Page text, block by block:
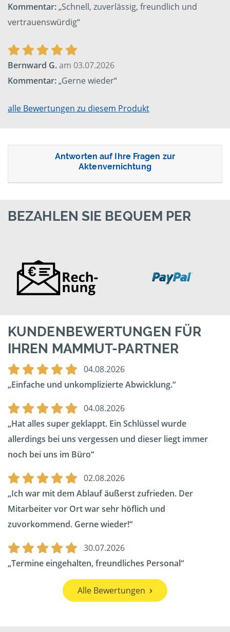
Kommentar:„Schnell, zuverlässig, freundlich und
vertrauenswürdig“
Bernward G.am 03.07.2026
Kommentar:„Gerne wieder“
alle Bewertungen zu diesem Produkt
Antworten auf Ihre Fragen zur
Aktenvernichtung
BEZAHLEN SIE BEQUEM PER
KUNDENBEWERTUNGEN FÜR
IHREN MAMMUT-PARTNER
04.08.2026
Einfache und unkomplizierte Abwicklung.
04.08.2026
Hat alles super geklappt. Ein Schlüssel wurde
allerdings bei uns vergessen und dieser liegt immer
noch bei uns im Büro
02.08.2026
Ich war mit dem Ablauf äußerst zufrieden. Der
Mitarbeiter vor Ort war sehr höflich und
zuvorkommend. Gerne wieder!
30.07.2026
Termine eingehalten, freundliches Personal
Alle Bewertungen